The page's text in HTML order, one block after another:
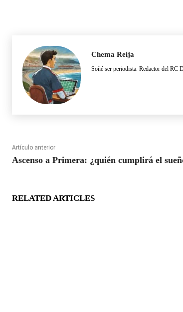
Chema Reija
Soñé ser periodista. Redactor del RC
Artículo anterior
Ascenso a Primera: ¿quién cumplirá el
RELATED ARTICLES